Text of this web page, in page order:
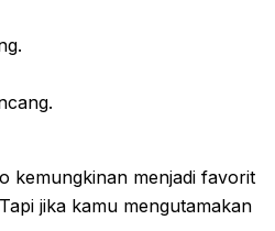
kemungkinan menjadi favorit
jika kamu mengutamakan